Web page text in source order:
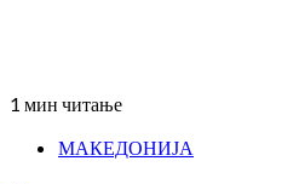
1 мин читање
МАКЕДОНИЈА